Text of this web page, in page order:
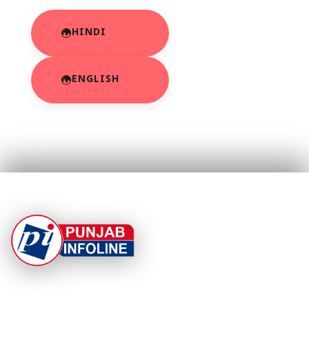
HINDI
ENGLISH